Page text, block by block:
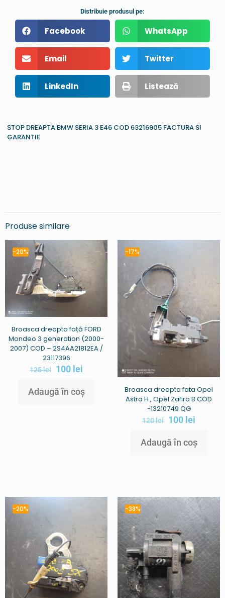
Distribuie produsul pe:
Facebook WhatsApp
Email Twitter
LinkedIn Listează
STOP DREAPTA BMW SERIA 3 E46 COD 63216905 FACTURA SI
GARANTIE
Produse similare
-20%
Broasca dreapta față FORD
Mondeo 3 generation (2000-
2007) COD – 2S4AA21812EA /
23117396
125lei 100 lei
Adaugă în coș
-17%
Broasca dreapta fata Opel
Astra H , Opel Zafira B COD
-13210749 QG
120lei 100 lei
Adaugă în coș
-20% -38%